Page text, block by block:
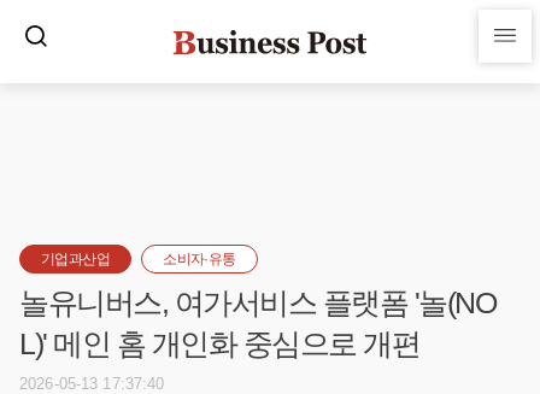
기업과산업 소비자·유통
놀유니버스, 여가서비스 플랫폼 '놀(NO
L)' 메인 홈 개인화 중심으로 개편
2026-05-13 17:37:40